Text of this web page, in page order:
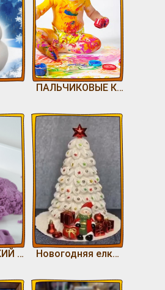
ПАЛЬЧИКОВЫЕ КРАСКИ
КИНЕТИЧЕСКИЙ ПЕСОК Новогодняя елка из ватных дисков 🎄